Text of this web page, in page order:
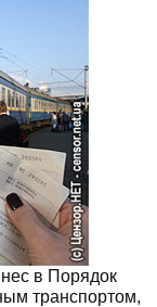
в Порядок
транспортом,